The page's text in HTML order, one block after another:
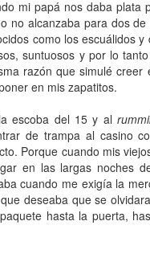
mi papá nos daba plata
no alcanzaba para dos
como los escuálidos y
suntuosos y por lo
razón que simulé creer
en mis zapatitos.
escoba del 15 y al
de trampa al casino
Porque cuando mis
en las largas noches
cuando me exigía la
deseaba que se
hasta la puerta,
costó asumir.
del vidrio. Es
sentado de
cerrado de la